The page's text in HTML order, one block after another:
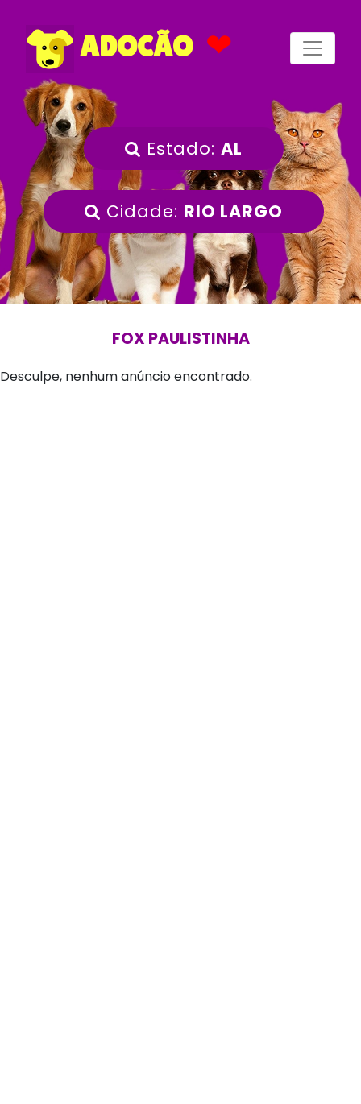
ADOCÃO ❤
Estado: AL
Cidade: RIO LARGO
FOX PAULISTINHA
Desculpe, nenhum anúncio encontrado.